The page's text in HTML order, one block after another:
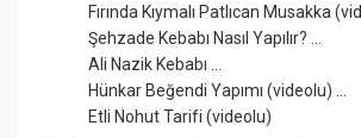
Fırında Kıymalı Patlıcan Musakka
Şehzade Kebabı Nasıl Yapılır? ...
Ali Nazik Kebabı ...
Hünkar Beğendi Yapımı (videolu) ...
Etli Nohut Tarifi (videolu)